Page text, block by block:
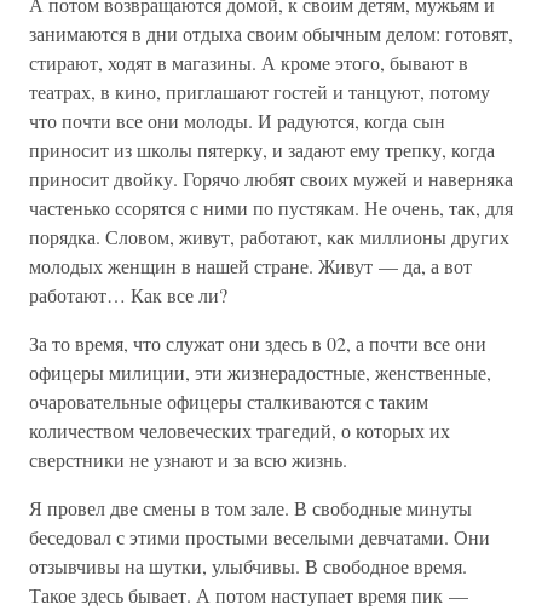
занимаются в дни отдыха своим обычным делом: готовят,
стирают, ходят в магазины. А кроме этого, бывают в
театрах, в кино, приглашают гостей и танцуют, потому
что почти все они молоды. И радуются, когда сын
приносит из школы пятерку, и задают ему трепку, когда
приносит двойку. Горячо любят своих мужей и наверняка
частенько ссорятся с ними по пустякам. Не очень, так, для
порядка. Словом, живут, работают, как миллионы других
молодых женщин в нашей стране. Живут — да, а вот
работают… Как все ли?
За то время, что служат они здесь в 02, а почти все они
офицеры милиции, эти жизнерадостные, женственные,
очаровательные офицеры сталкиваются с таким
количеством человеческих трагедий, о которых их
сверстники не узнают и за всю жизнь.
Я провел две смены в том зале. В свободные минуты
беседовал с этими простыми веселыми девчатами. Они
отзывчивы на шутки, улыбчивы. В свободное время.
Такое здесь бывает. А потом наступает время пик —